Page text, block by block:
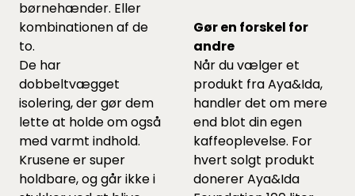
børnehænder. Eller
kombinationen af de
to.
De har
dobbeltvægget
isolering, der gør dem
lette at holde om også
med varmt indhold.
Krusene er super
holdbare, og går ikke i
Gør en forskel for
andre
Når du vælger et
produkt fra Aya&Ida,
handler det om mere
end blot din egen
kaffeoplevelse. For
hvert solgt produkt
donerer Aya&Ida